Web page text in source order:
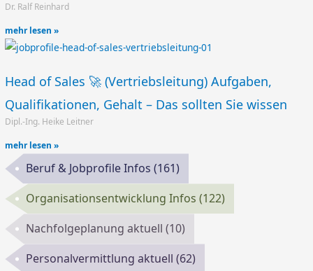
Dr. Ralf Reinhard
mehr lesen »
Head of Sales 🚀 (Vertriebsleitung) Aufgaben,
Qualifikationen, Gehalt – Das sollten Sie wissen
Dipl.-Ing. Heike Leitner
mehr lesen »
Beruf & Jobprofile Infos(161)
Organisationsentwicklung Infos(122)
Nachfolgeplanung aktuell(10)
Personalvermittlung aktuell(62)